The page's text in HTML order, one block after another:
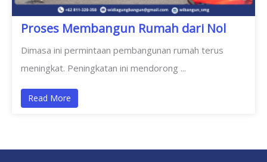
Proses Membangun Rumah dari Nol
Dimasa ini permintaan pembangunan rumah terus
meningkat. Peningkatan ini mendorong ...
Read More